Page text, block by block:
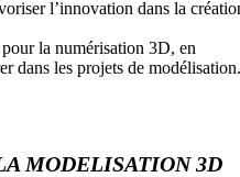
l’innovation dans la
la numérisation 3D, en
dans les projets de modélisation.
MODELISATION 3D